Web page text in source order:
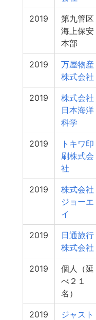
2019
第九管区
海上保安
本部
2019
万屋物産
株式会社
2019
株式会社
日本海洋
科学
2019
トキワ印
刷株式会
社
2019
株式会社
ジョーエ
イ
2019
日通旅行
株式会社
2019
個人（延
べ２１
名）
2019
ジャスト